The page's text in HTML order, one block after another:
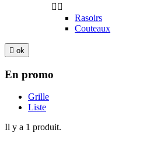
 
Rasoirs
Couteaux
 ok
En promo
Grille
Liste
Il y a 1 produit.